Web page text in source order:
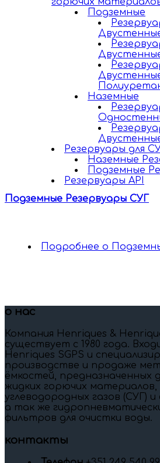
Подземные
Наземные
Резервуары для
Наземные
Подземные
Резервуары API
Подземные Резервуары СУГ
Подробнее о
о нас
Компания Henriques &
существует c 1980 года.
Henriques SGPS и
производстве и продаже
ёмкостей, предназначенных
жидких горючих материалов,
углеводородных газов (СУГ)
а так же
фильтров для очистки воды.
контакты